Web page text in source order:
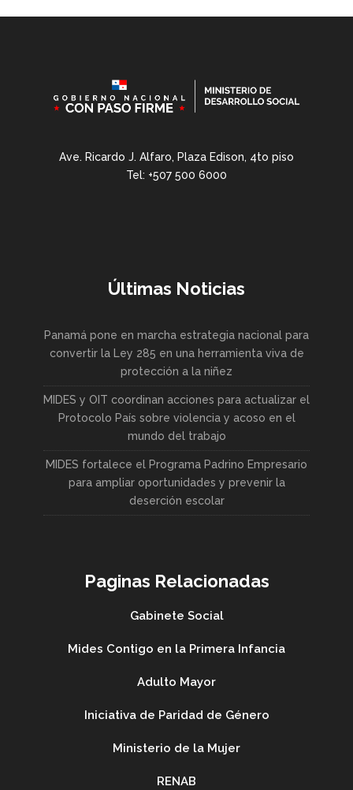
Ave. Ricardo J. Alfaro, Plaza Edison, 4to piso
Tel: +507 500 6000
Últimas Noticias
Panamá pone en marcha estrategia nacional para
convertir la Ley 285 en una herramienta viva de
protección a la niñez
MIDES y OIT coordinan acciones para actualizar el
Protocolo País sobre violencia y acoso en el
mundo del trabajo
MIDES fortalece el Programa Padrino Empresario
para ampliar oportunidades y prevenir la
deserción escolar
Paginas Relacionadas
Gabinete Social
Mides Contigo en la Primera Infancia
Adulto Mayor
Iniciativa de Paridad de Género
Ministerio de la Mujer
RENAB